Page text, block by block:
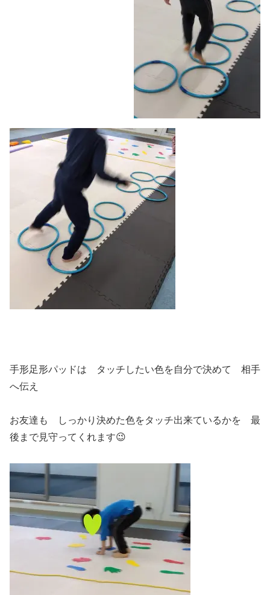
手形足形パッドは タッチしたい色を自分で決めて 相手
へ伝え
お友達も しっかり決めた色をタッチ出来ているかを 最
後まで見守ってくれます😉